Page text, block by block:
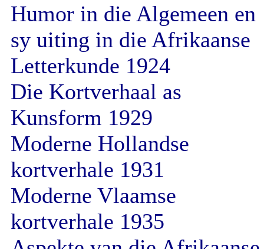
Humor in die Algemeen en
sy uiting in die Afrikaanse
Letterkunde 1924
Die Kortverhaal as
Kunsform 1929
Moderne Hollandse
kortverhale 1931
Moderne Vlaamse
kortverhale 1935